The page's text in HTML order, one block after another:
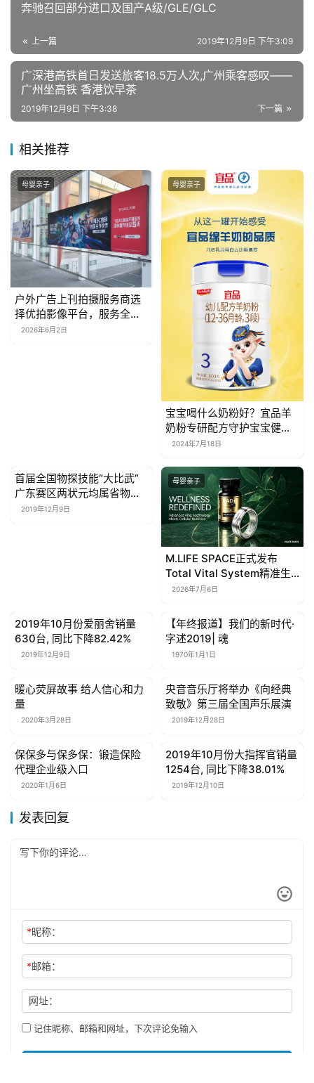
奔驰召回部分进口及国产A级/GLE/GLC
上一篇 2019年12月9日 下午3:09
广深港高铁首日发送旅客18.5万人次,广州乘客感叹——
广州坐高铁 香港饮早茶
下一篇
2019年12月9日 下午3:38
相关推荐
母婴亲子
户外广告上刊拍摄服务商选
择优拍影像平台，服务全国
媒体集团上刊拍摄
2026年6月2日
母婴亲子
宝宝喝什么奶粉好？宜品羊
奶粉专研配方守护宝宝健康
成长
2024年7月18日
母婴亲子
首届全国物探技能“大比武”
广东赛区两状元均属省物探
队2019年12月9日
母婴亲子
M.LIFE SPACE正式发布
Total Vital System精准生
命活力生态系统
2026年7月6日
母婴亲子
2019年10月份爱丽舍销量
630台, 同比下降82.42%
2019年12月9日
母婴亲子
【年终报道】我们的新时代·
字述2019| 魂
1970年1月1日
母婴亲子
暖心荧屏故事 给人信心和力
量
2020年3月28日
母婴亲子
央音音乐厅将举办《向经典
致敬》第三届全国声乐展演
2019年12月28日
母婴亲子
保保多与保多保：锻造保险
代理企业级入口
2020年1月6日
母婴亲子
2019年10月份大指挥官销量
1254台, 同比下降38.01%
2019年12月10日
发表回复
*昵称：
*邮箱：
网址：
记住昵称、邮箱和网址，下次评论免输入